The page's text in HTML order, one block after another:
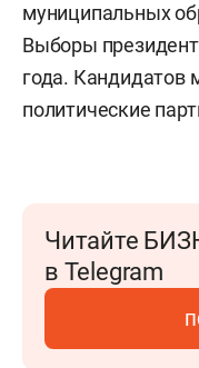
муниципальных
Выборы
года. Кандидатов
политические
Читайте
в Telegram